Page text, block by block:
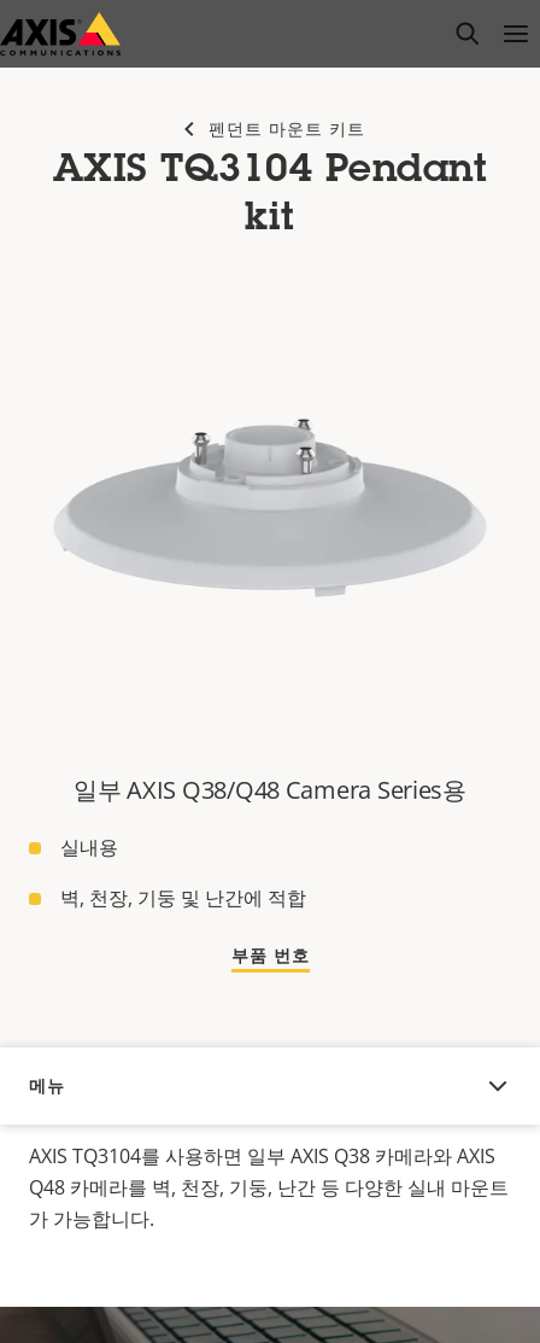
주
요
open
펜던트 마운트 키트
AXIS TQ3104 Pendant
kit
일부 AXIS Q38/Q48 Camera Series용
실내용
벽, 천장, 기둥 및 난간에 적합
부품 번호
메뉴
오버뷰
AXIS TQ3104를 사용하면 일부 AXIS Q38 카메라와 AXIS
Q48 카메라를 벽, 천장, 기둥, 난간 등 다양한 실내 마운트
가 가능합니다.